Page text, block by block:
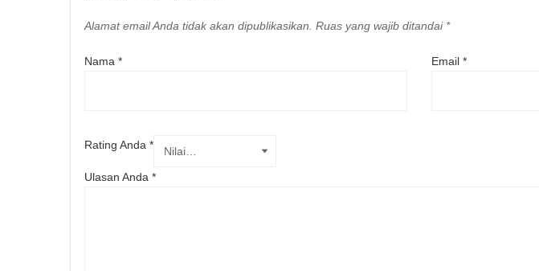
Alamat email Anda tidak akan dipublikasikan. Ruas yang wajib ditandai *
Nama * Email *
Rating Anda *
Ulasan Anda *